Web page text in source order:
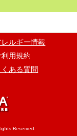
レルギー情報
利用規約
くある質問
Reserved.